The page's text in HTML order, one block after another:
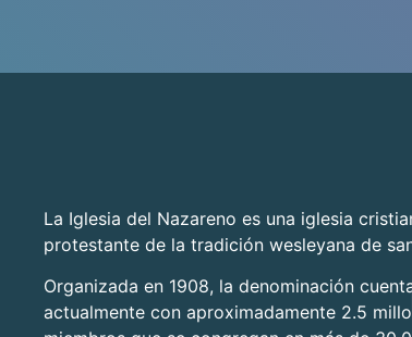
La Iglesia del Nazareno es una iglesia
protestante de la tradición wesleyana de
Organizada en 1908, la denominación
actualmente con aproximadamente 2.5